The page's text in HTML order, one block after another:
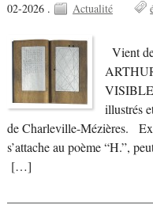
02-2026 . Actualité
Vient
illustrés
de Charleville-Mézières.
s’attache au poème “H.”,
[…]